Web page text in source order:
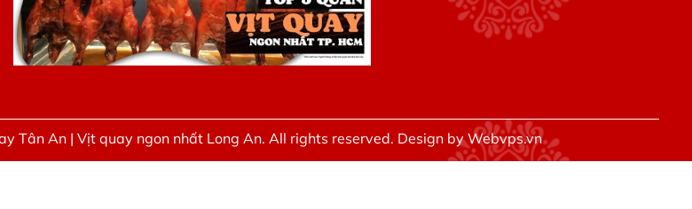
Tân An | Vịt quay ngon nhất Long An. All rights reserved. Design byWebvps.vn